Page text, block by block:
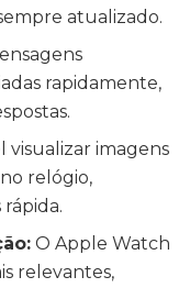
atualizado.
rapidamente,
visualizar imagens
relógio,
O Apple Watch
relevantes,